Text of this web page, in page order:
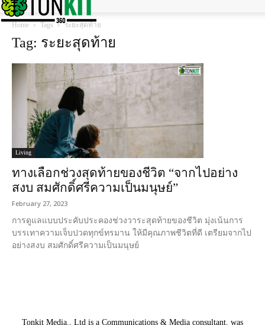
Home Tags ระยะสุดท้าย
Tag: ระยะสุดท้าย
Living
ทางเลือกช่วงสุดท้ายของชีวิต “จากไปอย่าง
สงบ สมศักดิ์ศรีความเป็นมนุษย์”
February 27, 2023
การดูแลแบบประคับประคองช่วงวาระสุดท้ายของชีวิต มุ่งเน้นการ
บรรเทาความเจ็บปวดทุกข์ทรมาน ให้มีคุณภาพชีวิตที่ดี เตรียมจากไป
อย่างสงบ สมศักดิ์ศรีความเป็นมนุษย์
Tonkit Media., Ltd is a Communications & Media consultant, was